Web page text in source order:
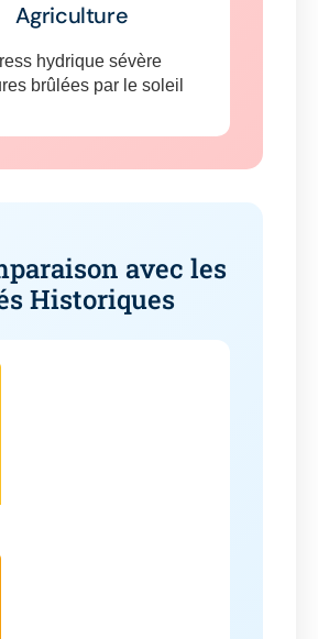
Agriculture
hydrique sévère
brûlées par le soleil
avec les
Historiques